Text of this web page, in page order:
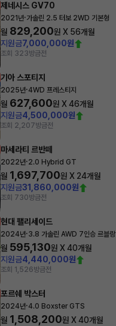
제네시스 GV70
2021년·가솔린 2.5 터보 2WD 기본형
월 829,200원 X 56개월
지원금7,000,000원
조회 323방금전
기아 스포티지
2025년·4WD 프레스티지
월 627,600원 X46개월
지원금4,500,000원
조회 2,207방금전
마세라티 르반떼
2022년·2.0 Hybrid GT
월 1,697,700원 X 24개월
지원금31,860,000원
조회 730방금전
현대 팰리세이드
2024년·3.8 가솔린 AWD 7인승 르블랑
월 595,130원 X40개월
지원금4,440,000원
조회 1,526방금전
포르쉐 박스터
2024년·4.0 Boxster GTS
월 1,508,200원 X40개월